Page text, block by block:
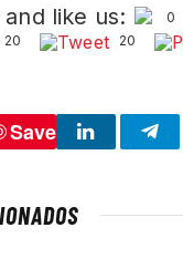
like us:
0
20
20
Save
LinkedIn